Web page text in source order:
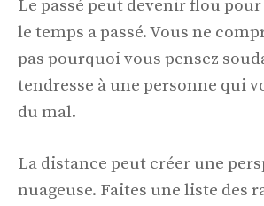
Le passé peut devenir flou
le temps a passé. Vous ne
pas pourquoi vous pensez
tendresse à une personne qui
du mal.
La distance peut créer une
nuageuse. Faites une liste des